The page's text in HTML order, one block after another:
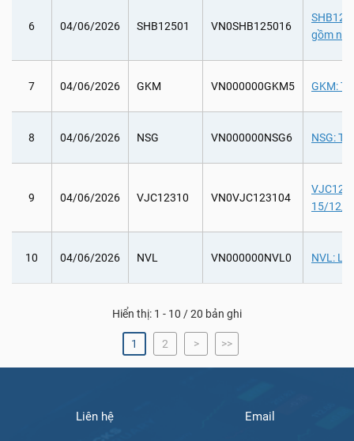
6 04/06/2026 SHB12501 VN0SHB125016
gồm
7 04/06/2026 GKM VN000000GKM5 GKM:
8 04/06/2026 NSG VN000000NSG6 NSG:
9 04/06/2026 VJC12310 VN0VJC123104
15/12/
10 04/06/2026 NVL VN000000NVL0 NVL:
Hiển thị: 1 - 10 / 20 bản ghi
1 2 > >>
Liên hệ Email